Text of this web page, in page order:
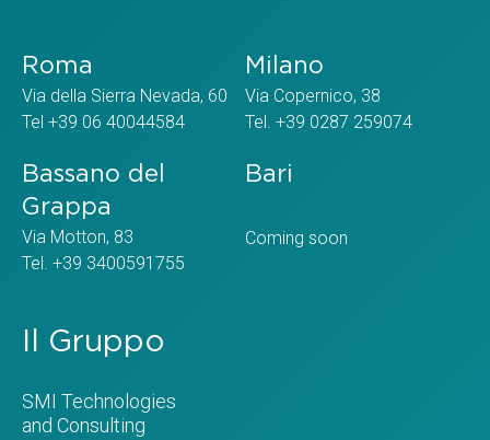
Roma
Via della Sierra Nevada, 60
Tel +39 06 40044584
Milano
Via Copernico, 38
Tel. +39 0287 259074
Bassano del
Grappa
Via Motton, 83
Tel. +39 3400591755
Bari
Coming soon
Il Gruppo
SMI Technologies
and Consulting